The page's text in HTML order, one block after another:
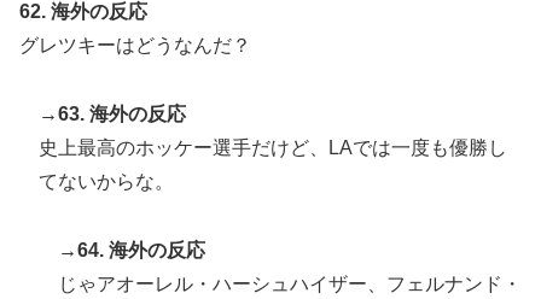
62. 海外の反応
グレツキーはどうなんだ？
→63. 海外の反応
史上最高のホッケー選手だけど、LAでは一度も優勝し
てないからな。
→64. 海外の反応
じゃアオーレル・ハーシュハイザー、フェルナンド・